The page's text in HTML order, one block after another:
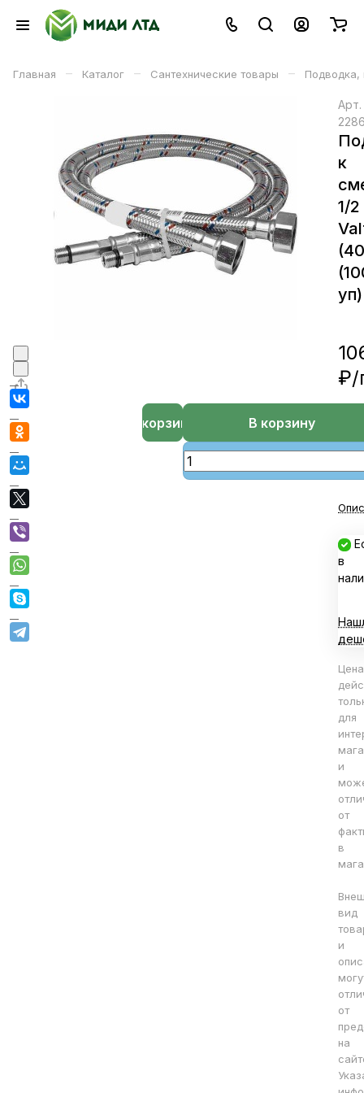
Главная – Каталог – Сантехнические товары – Подводка,
Арт.
к
1/2
уп)
₽/
В корзину
В корзине
в
Цена
для
и
от
в
вид
и
от
на